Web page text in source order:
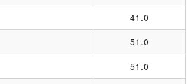
41.0
51.0
51.0